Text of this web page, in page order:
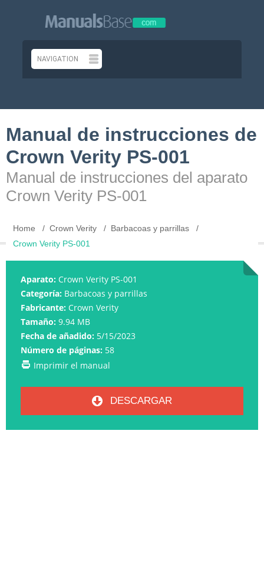
Manual de instrucciones de
Crown Verity PS-001
Manual de instrucciones del aparato
Crown Verity PS-001
Home Crown Verity
Barbacoas y parrillas
Crown Verity PS-001
Aparato: Crown Verity PS-001
Categoría: Barbacoas y parrillas
Fabricante: Crown Verity
Tamaño: 9.94 MB
Fecha de añadido: 5/15/2023
Número de páginas: 58
Imprimir el manual
DESCARGAR